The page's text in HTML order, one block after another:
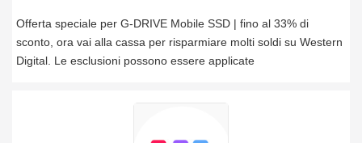
Offerta speciale per G-DRIVE Mobile SSD | fino al 33% di
sconto, ora vai alla cassa per risparmiare molti soldi su Western
Digital. Le esclusioni possono essere applicate